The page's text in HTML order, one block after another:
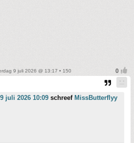
9 juli 2026 @ 13:17 • 150
juli 2026 10:09 schreef MissButterflyy